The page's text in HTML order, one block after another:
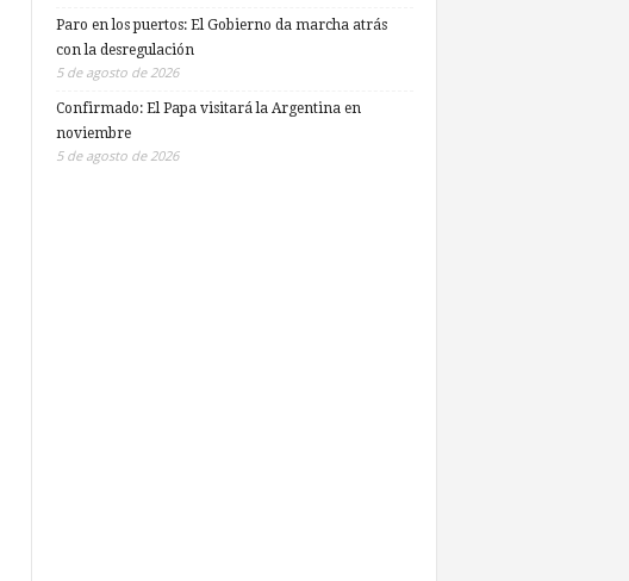
Paro en los puertos: El Gobierno da marcha atrás
con la desregulación
5 de agosto de 2026
Confirmado: El Papa visitará la Argentina en
noviembre
5 de agosto de 2026